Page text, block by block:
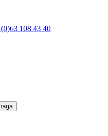
108 43 40